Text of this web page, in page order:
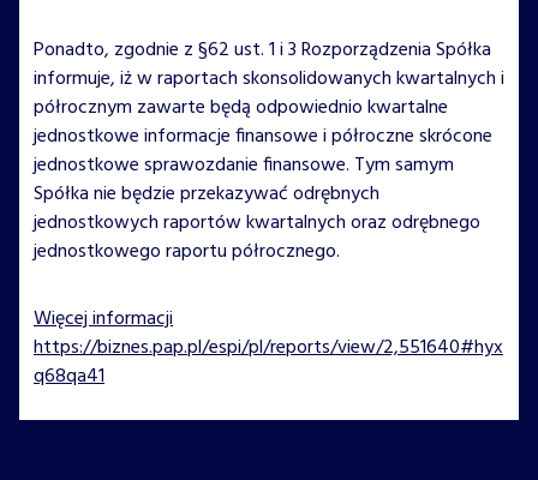
Ponadto, zgodnie z §62 ust. 1 i 3 Rozporządzenia Spółka
informuje, iż w raportach skonsolidowanych kwartalnych i
półrocznym zawarte będą odpowiednio kwartalne
jednostkowe informacje finansowe i półroczne skrócone
jednostkowe sprawozdanie finansowe. Tym samym
Spółka nie będzie przekazywać odrębnych
jednostkowych raportów kwartalnych oraz odrębnego
jednostkowego raportu półrocznego.
Więcej informacji
https://biznes.pap.pl/espi/pl/reports/view/2,551640#hyx
q68qa41